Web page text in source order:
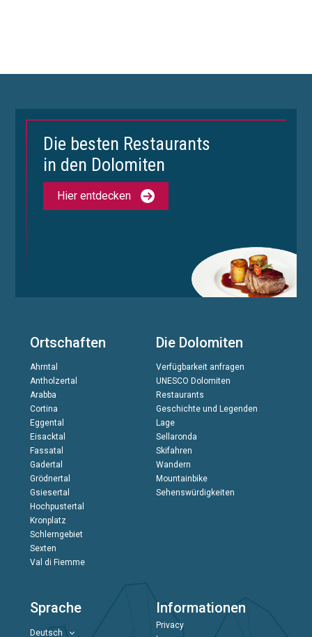
Die besten Restaurants
in den Dolomiten
Hier entdecken
Ortschaften
Ahrntal
Antholzertal
Arabba
Cortina
Eggental
Eisacktal
Fassatal
Gadertal
Grödnertal
Gsiesertal
Hochpustertal
Kronplatz
Schlerngebiet
Sexten
Val di Fiemme
Die Dolomiten
Verfügbarkeit anfragen
UNESCO Dolomiten
Restaurants
Geschichte und Legenden
Lage
Sellaronda
Skifahren
Wandern
Mountainbike
Sehenswürdigkeiten
Sprache
Deutsch
Informationen
Privacy